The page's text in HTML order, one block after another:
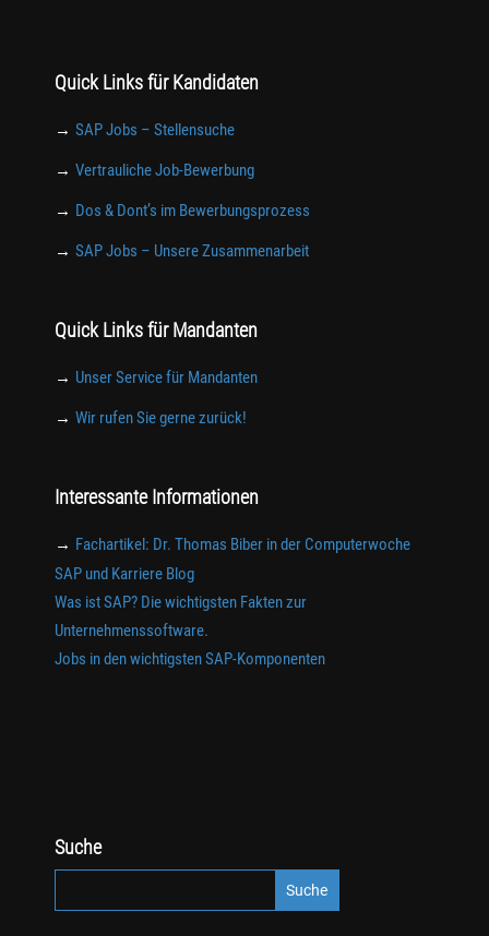
Quick Links für Kandidaten
→ SAP Jobs – Stellensuche
→ Vertrauliche Job-Bewerbung
→ Dos & Dont’s im Bewerbungsprozess
→ SAP Jobs – Unsere Zusammenarbeit
Quick Links für Mandanten
→ Unser Service für Mandanten
→ Wir rufen Sie gerne zurück!
Interessante Informationen
→ Fachartikel: Dr. Thomas Biber in der Computerwoche
SAP und Karriere Blog
Was ist SAP? Die wichtigsten Fakten zur
Unternehmenssoftware.
Jobs in den wichtigsten SAP-Komponenten
Suche